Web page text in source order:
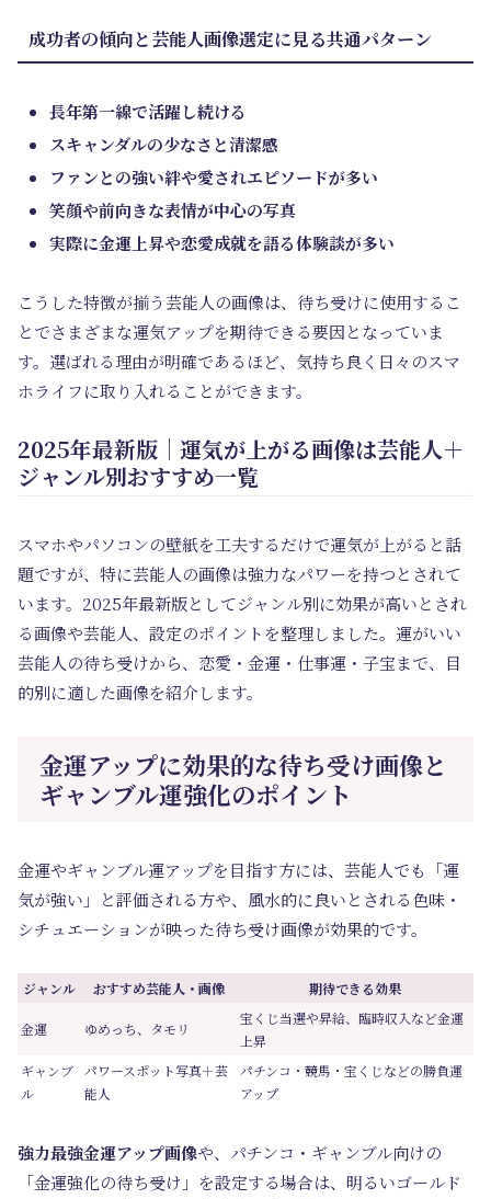
成功者の傾向と芸能人画像選定に見る共通パターン
長年第一線で活躍し続ける
スキャンダルの少なさと清潔感
ファンとの強い絆や愛されエピソードが多い
笑顔や前向きな表情が中心の写真
実際に金運上昇や恋愛成就を語る体験談が多い
こうした特徴が揃う芸能人の画像は、待ち受けに使用するこ
とでさまざまな運気アップを期待できる要因となっていま
す。選ばれる理由が明確であるほど、気持ち良く日々のスマ
ホライフに取り入れることができます。
2025年最新版｜運気が上がる画像は芸能人＋
ジャンル別おすすめ一覧
スマホやパソコンの壁紙を工夫するだけで運気が上がると話
題ですが、特に芸能人の画像は強力なパワーを持つとされて
います。2025年最新版としてジャンル別に効果が高いとされ
る画像や芸能人、設定のポイントを整理しました。運がいい
芸能人の待ち受けから、恋愛・金運・仕事運・子宝まで、目
的別に適した画像を紹介します。
金運アップに効果的な待ち受け画像と
ギャンブル運強化のポイント
金運やギャンブル運アップを目指す方には、芸能人でも「運
気が強い」と評価される方や、風水的に良いとされる色味・
シチュエーションが映った待ち受け画像が効果的です。
ジャンル おすすめ芸能人・画像 期待できる効果
金運 ゆめっち、タモリ
宝くじ当選や昇給、臨時収入など金運
上昇
ギャンブ
ル
パワースポット写真＋芸
能人
パチンコ・競馬・宝くじなどの勝負運
アップ
強力最強金運アップ画像や、パチンコ・ギャンブル向けの
「金運強化の待ち受け」を設定する場合は、明るいゴールド